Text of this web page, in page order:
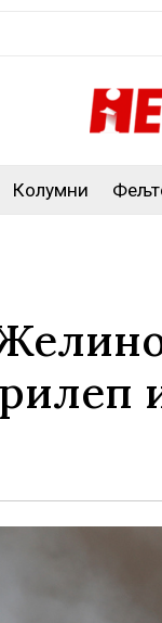
Колумни